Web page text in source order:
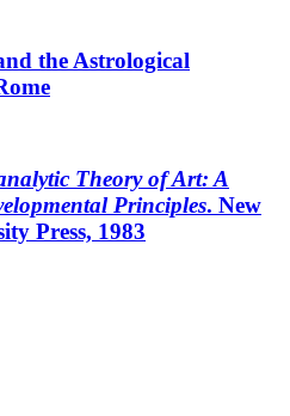
the Astrological
Theory of Art: A
Principles. New
Press, 1983